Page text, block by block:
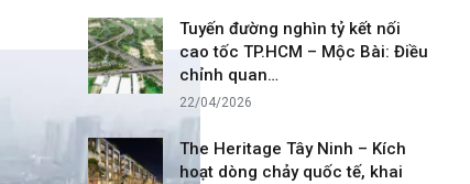
Tuyến đường nghìn tỷ kết nối
cao tốc TP.HCM – Mộc Bài: Điều
chỉnh quan…
22/04/2026
The Heritage Tây Ninh – Kích
hoạt dòng chảy quốc tế, khai